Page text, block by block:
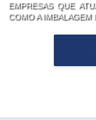
RAMO DE
ENTRE OUTRAS.